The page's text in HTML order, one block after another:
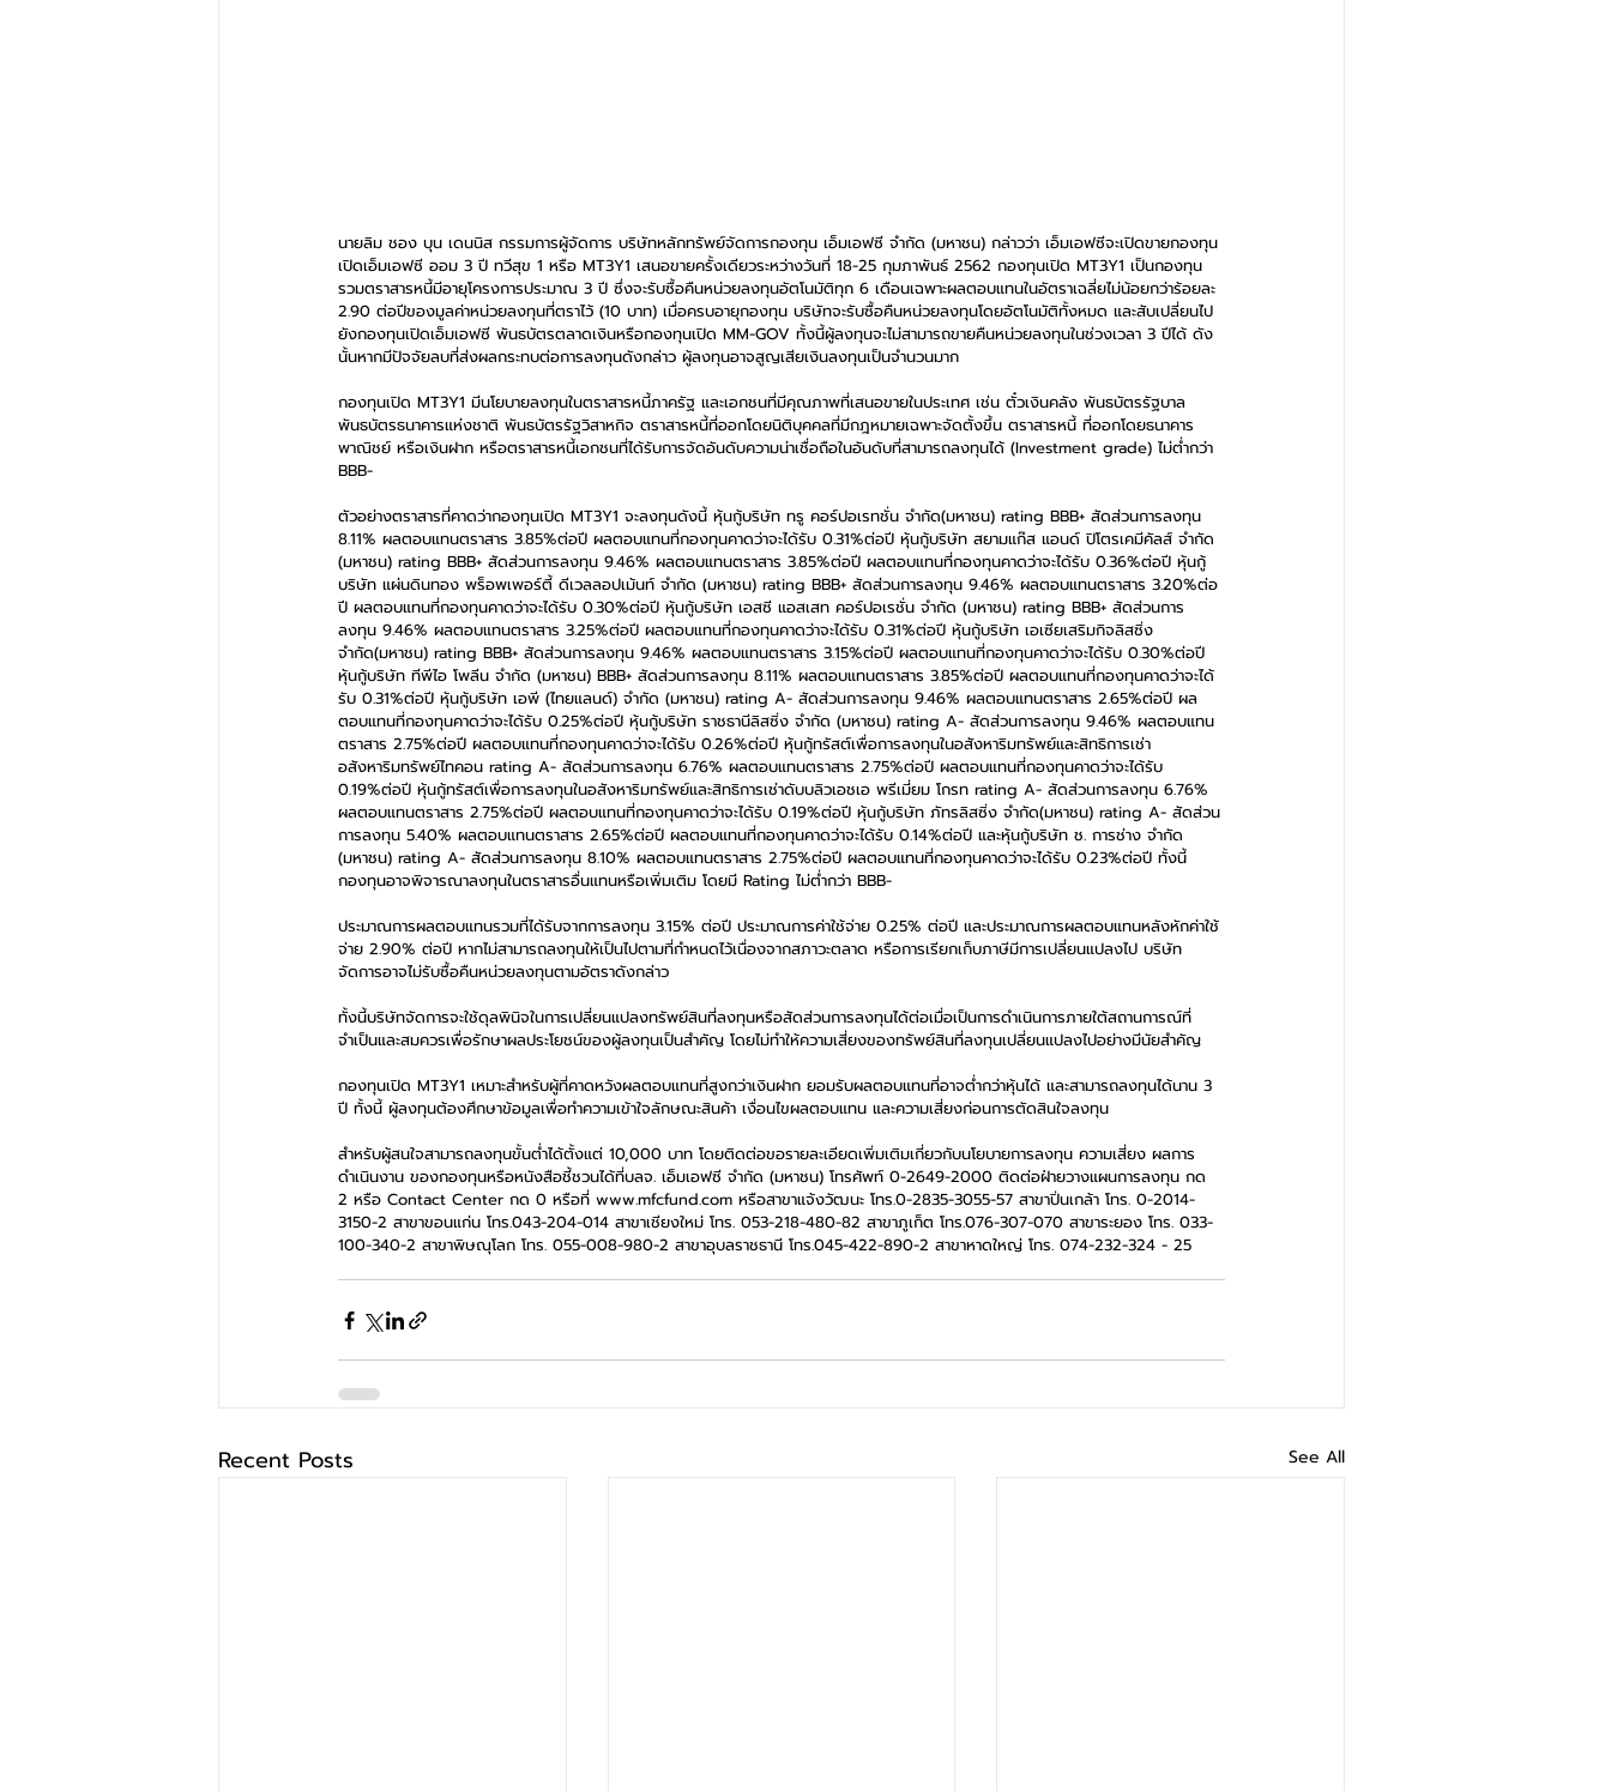
นายลิม ชอง บุน เดนนิส กรรมการผู้จัดการ บริษัทหลักทรัพย์จัดการกองทุน เอ็มเอฟซี จำกัด (มหาชน) กล่าวว่า เอ็มเอฟซีจะเปิดขายกองทุน
เปิดเอ็มเอฟซี ออม 3 ปี ทวีสุข 1 หรือ MT3Y1 เสนอขายครั้งเดียวระหว่างวันที่ 18-25 กุมภาพันธ์ 2562 กองทุนเปิด MT3Y1 เป็นกองทุน
รวมตราสารหนี้มีอายุโครงการประมาณ 3 ปี ซึ่งจะรับซื้อคืนหน่วยลงทุนอัตโนมัติทุก 6 เดือนเฉพาะผลตอบแทนในอัตราเฉลี่ยไม่น้อยกว่าร้อยละ
2.90 ต่อปีของมูลค่าหน่วยลงทุนที่ตราไว้ (10 บาท) เมื่อครบอายุกองทุน บริษัทจะรับซื้อคืนหน่วยลงทุนโดยอัตโนมัติทั้งหมด และสับเปลี่ยนไป
ยังกองทุนเปิดเอ็มเอฟซี พันธบัตรตลาดเงินหรือกองทุนเปิด MM-GOV ทั้งนี้ผู้ลงทุนจะไม่สามารถขายคืนหน่วยลงทุนในช่วงเวลา 3 ปีได้ ดัง
นั้นหากมีปัจจัยลบที่ส่งผลกระทบต่อการลงทุนดังกล่าว ผู้ลงทุนอาจสูญเสียเงินลงทุนเป็นจำนวนมาก
กองทุนเปิด MT3Y1 มีนโยบายลงทุนในตราสารหนี้ภาครัฐ และเอกชนที่มีคุณภาพที่เสนอขายในประเทศ เช่น ตั๋วเงินคลัง พันธบัตรรัฐบาล
พันธบัตรธนาคารแห่งชาติ พันธบัตรรัฐวิสาหกิจ ตราสารหนี้ที่ออกโดยนิติบุคคลที่มีกฎหมายเฉพาะจัดตั้งขึ้น ตราสารหนี้ ที่ออกโดยธนาคาร
พาณิชย์ หรือเงินฝาก หรือตราสารหนี้เอกชนที่ได้รับการจัดอันดับความน่าเชื่อถือในอันดับที่สามารถลงทุนได้ (Investment grade) ไม่ต่ำกว่า
BBB-
ตัวอย่างตราสารที่คาดว่ากองทุนเปิด MT3Y1 จะลงทุนดังนี้ หุ้นกู้บริษัท ทรู คอร์ปอเรทชั่น จำกัด(มหาชน) rating BBB+ สัดส่วนการลงทุน
8.11% ผลตอบแทนตราสาร 3.85%ต่อปี ผลตอบแทนที่กองทุนคาดว่าจะได้รับ 0.31%ต่อปี หุ้นกู้บริษัท สยามแก๊ส แอนด์ ปิโตรเคมีคัลส์ จำกัด
(มหาชน) rating BBB+ สัดส่วนการลงทุน 9.46% ผลตอบแทนตราสาร 3.85%ต่อปี ผลตอบแทนที่กองทุนคาดว่าจะได้รับ 0.36%ต่อปี หุ้นกู้
บริษัท แผ่นดินทอง พร็อพเพอร์ตี้ ดีเวลลอปเม้นท์ จำกัด (มหาชน) rating BBB+ สัดส่วนการลงทุน 9.46% ผลตอบแทนตราสาร 3.20%ต่อ
ปี ผลตอบแทนที่กองทุนคาดว่าจะได้รับ 0.30%ต่อปี หุ้นกู้บริษัท เอสซี แอสเสท คอร์ปอเรชั่น จำกัด (มหาชน) rating BBB+ สัดส่วนการ
ลงทุน 9.46% ผลตอบแทนตราสาร 3.25%ต่อปี ผลตอบแทนที่กองทุนคาดว่าจะได้รับ 0.31%ต่อปี หุ้นกู้บริษัท เอเซียเสริมกิจลิสซิ่ง
จำกัด(มหาชน) rating BBB+ สัดส่วนการลงทุน 9.46% ผลตอบแทนตราสาร 3.15%ต่อปี ผลตอบแทนที่กองทุนคาดว่าจะได้รับ 0.30%ต่อปี
หุ้นกู้บริษัท ทีพีไอ โพลีน จำกัด (มหาชน) BBB+ สัดส่วนการลงทุน 8.11% ผลตอบแทนตราสาร 3.85%ต่อปี ผลตอบแทนที่กองทุนคาดว่าจะได้
รับ 0.31%ต่อปี หุ้นกู้บริษัท เอพี (ไทยแลนด์) จำกัด (มหาชน) rating A- สัดส่วนการลงทุน 9.46% ผลตอบแทนตราสาร 2.65%ต่อปี ผล
ตอบแทนที่กองทุนคาดว่าจะได้รับ 0.25%ต่อปี หุ้นกู้บริษัท ราชธานีลิสซิ่ง จำกัด (มหาชน) rating A- สัดส่วนการลงทุน 9.46% ผลตอบแทน
ตราสาร 2.75%ต่อปี ผลตอบแทนที่กองทุนคาดว่าจะได้รับ 0.26%ต่อปี หุ้นกู้ทรัสต์เพื่อการลงทุนในอสังหาริมทรัพย์และสิทธิการเช่า
อสังหาริมทรัพย์ไทคอน rating A- สัดส่วนการลงทุน 6.76% ผลตอบแทนตราสาร 2.75%ต่อปี ผลตอบแทนที่กองทุนคาดว่าจะได้รับ
0.19%ต่อปี หุ้นกู้ทรัสต์เพื่อการลงทุนในอสังหาริมทรัพย์และสิทธิการเช่าดับบลิวเอชเอ พรีเมี่ยม โกรท rating A- สัดส่วนการลงทุน 6.76%
ผลตอบแทนตราสาร 2.75%ต่อปี ผลตอบแทนที่กองทุนคาดว่าจะได้รับ 0.19%ต่อปี หุ้นกู้บริษัท ภัทรลิสซิ่ง จำกัด(มหาชน) rating A- สัดส่วน
การลงทุน 5.40% ผลตอบแทนตราสาร 2.65%ต่อปี ผลตอบแทนที่กองทุนคาดว่าจะได้รับ 0.14%ต่อปี และหุ้นกู้บริษัท ช. การช่าง จำกัด
(มหาชน) rating A- สัดส่วนการลงทุน 8.10% ผลตอบแทนตราสาร 2.75%ต่อปี ผลตอบแทนที่กองทุนคาดว่าจะได้รับ 0.23%ต่อปี ทั้งนี้
กองทุนอาจพิจารณาลงทุนในตราสารอื่นแทนหรือเพิ่มเติม โดยมี Rating ไม่ต่ำกว่า BBB-
ประมาณการผลตอบแทนรวมที่ได้รับจากการลงทุน 3.15% ต่อปี ประมาณการค่าใช้จ่าย 0.25% ต่อปี และประมาณการผลตอบแทนหลังหักค่าใช้
จ่าย 2.90% ต่อปี หากไม่สามารถลงทุนให้เป็นไปตามที่กำหนดไว้เนื่องจากสภาวะตลาด หรือการเรียกเก็บภาษีมีการเปลี่ยนแปลงไป บริษัท
จัดการอาจไม่รับซื้อคืนหน่วยลงทุนตามอัตราดังกล่าว
ทั้งนี้บริษัทจัดการจะใช้ดุลพินิจในการเปลี่ยนแปลงทรัพย์สินที่ลงทุนหรือสัดส่วนการลงทุนได้ต่อเมื่อเป็นการดำเนินการภายใต้สถานการณ์ที่
จำเป็นและสมควรเพื่อรักษาผลประโยชน์ของผู้ลงทุนเป็นสำคัญ โดยไม่ทำให้ความเสี่ยงของทรัพย์สินที่ลงทุนเปลี่ยนแปลงไปอย่างมีนัยสำคัญ
กองทุนเปิด MT3Y1 เหมาะสำหรับผู้ที่คาดหวังผลตอบแทนที่สูงกว่าเงินฝาก ยอมรับผลตอบแทนที่อาจต่ำกว่าหุ้นได้ และสามารถลงทุนได้นาน 3
ปี ทั้งนี้ ผู้ลงทุนต้องศึกษาข้อมูลเพื่อทำความเข้าใจลักษณะสินค้า เงื่อนไขผลตอบแทน และความเสี่ยงก่อนการตัดสินใจลงทุน
สำหรับผู้สนใจสามารถลงทุนขั้นต่ำได้ตั้งแต่ 10,000 บาท โดยติดต่อขอรายละเอียดเพิ่มเติมเกี่ยวกับนโยบายการลงทุน ความเสี่ยง ผลการ
ดำเนินงาน ของกองทุนหรือหนังสือชี้ชวนได้ที่บลจ. เอ็มเอฟซี จำกัด (มหาชน) โทรศัพท์ 0-2649-2000 ติดต่อฝ่ายวางแผนการลงทุน กด
2 หรือ Contact Center กด 0 หรือที่ www.mfcfund.com หรือสาขาแจ้งวัฒนะ โทร.0-2835-3055-57 สาขาปิ่นเกล้า โทร. 0-2014-
3150-2 สาขาขอนแก่น โทร.043-204-014 สาขาเชียงใหม่ โทร. 053-218-480-82 สาขาภูเก็ต โทร.076-307-070 สาขาระยอง โทร. 033-
100-340-2 สาขาพิษณุโลก โทร. 055-008-980-2 สาขาอุบลราชธานี โทร.045-422-890-2 สาขาหาดใหญ่ โทร. 074-232-324 - 25
Recent Posts See All